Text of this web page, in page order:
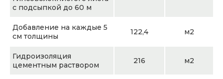
с подсыпкой до 60 м
Добавление на каждые 5
см толщины
122,4 м2
Гидроизоляция
цементным раствором
216 м2